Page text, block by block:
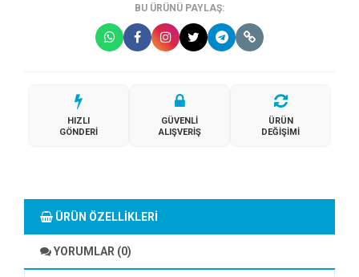
BU ÜRÜNÜ PAYLAŞ:
HIZLI
GÖNDERI
GÜVENLI
ALIŞVERIŞ
ÜRÜN
DEĞIŞIMI
ÜRÜN ÖZELLIKLERI
YORUMLAR (0)